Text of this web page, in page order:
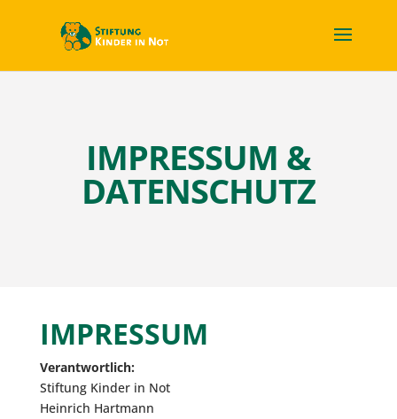
IMPRESSUM &
DATENSCHUTZ
IMPRESSUM
Verantwortlich:
Stiftung Kinder in Not
Heinrich Hartmann